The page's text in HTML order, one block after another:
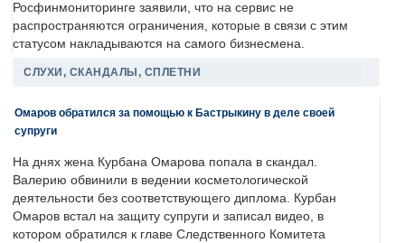
Росфинмониторинге заявили, что на сервис не
распространяются ограничения, которые в связи с этим
статусом накладываются на самого бизнесмена.
СЛУХИ, СКАНДАЛЫ, СПЛЕТНИ
Омаров обратился за помощью к Бастрыкину в деле своей
супруги
На днях жена Курбана Омарова попала в скандал.
Валерию обвинили в ведении косметологической
деятельности без соответствующего диплома. Курбан
Омаров встал на защиту супруги и записал видео, в
котором обратился к главе Следственного Комитета